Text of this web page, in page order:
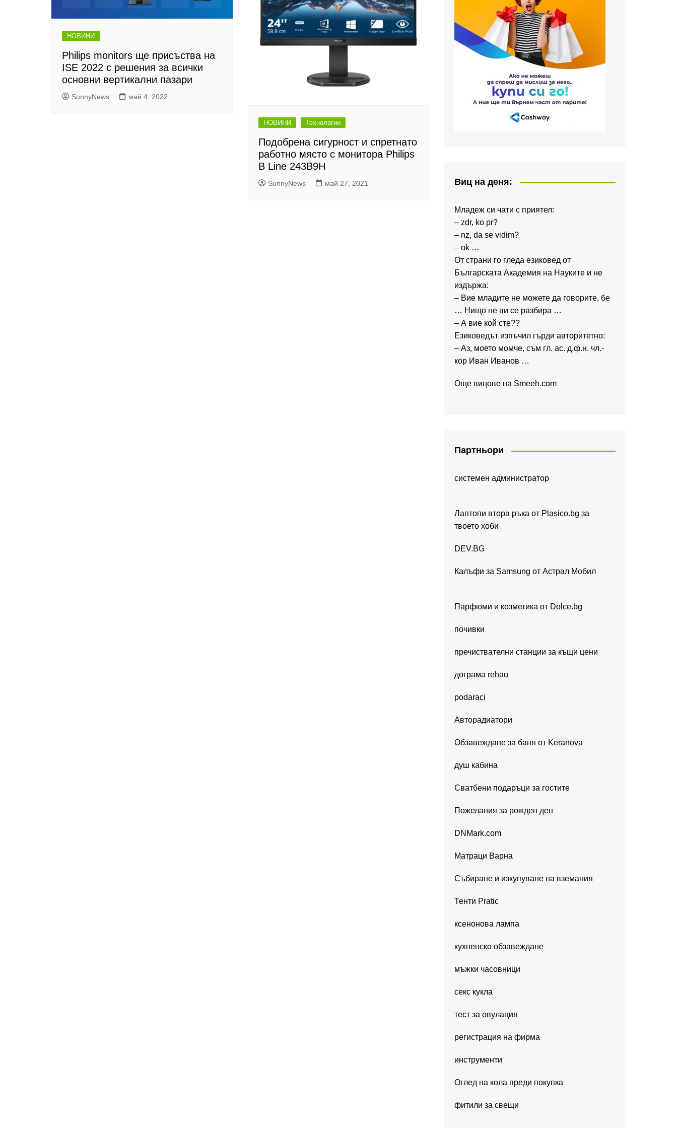
НОВИНИ
Philips monitors ще присъства на
ISE 2022 с решения за всички
основни вертикални пазари
SunnyNews май 4, 2022
НОВИНИ Технологии
Подобрена сигурност и спретнато
работно място с монитора Philips
B Line 243B9H
SunnyNews май 27, 2021 Виц на деня:
Младеж си чати с приятел:
– zdr, ko pr?
– nz, da se vidim?
– ok …
От страни го гледа езиковед от
Българската Академия на Науките и не
издържа:
– Вие младите не можете да говорите, бе
… Нищо не ви се разбира …
– А вие кой сте??
Езиковедът изпъчил гърди авторитетно:
– Аз, моето момче, съм гл. ас. д.ф.н. чл.-
кор Иван Иванов …
Още вицове на Smeeh.com
Партньори
системен администратор
Лаптопи втора ръка от Plasico.bg за
твоето хоби
DEV.BG
Калъфи за Samsung от Астрал Мобил
Парфюми и козметика от Dolce.bg
почивки
пречиствателни станции за къщи цени
дограма rehau
podaraci
Авторадиатори
Обзавеждане за баня от Keranova
душ кабина
Сватбени подаръци за гостите
Пожелания за рожден ден
DNMark.com
Матраци Варна
Събиране и изкупуване на вземания
Тенти Pratic
ксенонова лампа
кухненско обзавеждане
мъжки часовници
секс кукла
тест за овулация
регистрация на фирма
инструменти
Оглед на кола преди покупка
фитили за свещи